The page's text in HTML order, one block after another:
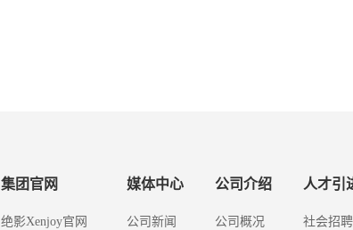
集团官网
绝影Xenjoy官网
媒体中心
公司新闻
公司介绍
公司概况
人才引
社会招聘